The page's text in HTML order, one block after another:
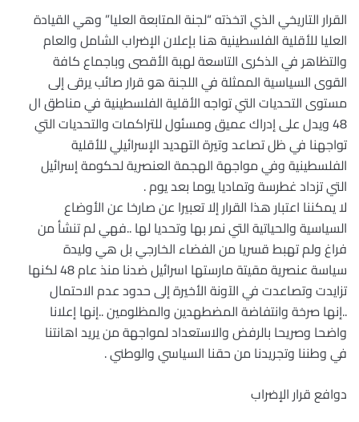
القرار التاريخي الذي اتخذته “لجنة المتابعة العليا” وهي القيادة
العليا للأقلية الفلسطينية هنا بإعلان الإضراب الشامل والعام
والتظاهر في الذكرى التاسعة لهبة الأقصى وباجماع كافة
القوى السياسية الممثلة في اللجنة هو قرار صائب يرقى إلى
مستوى التحديات التي تواجه الأقلية الفلسطينية في مناطق ال
48 ويدل على إدراك عميق ومسئول للتراكمات والتحديات التي
تواجهنا في ظل تصاعد وتيرة التهديد الإسرائيلي للأقلية
الفلسطينية وفي مواجهة الهجمة العنصرية لحكومة إسرائيل
التي تزداد غطرسة وتماديا يوما بعد يوم .
لا يمكننا اعتبار هذا القرار إلا تعبيرا عن صارخا عن الأوضاع
السياسية والحياتية التي نمر بها وتحديا لها ..فهي لم تنشأ من
فراغ ولم تهبط قسريا من الفضاء الخارجي بل هي وليدة
سياسة عنصرية مقيتة مارستها اسرائيل ضدنا منذ عام 48 لكنها
تزايدت وتصاعدت في الآونة الأخيرة إلى حدود عدم الاحتمال
..إنها صرخة وانتفاضة المضطهدين والمظلومين ..إنها إعلانا
واضحا وصريحا بالرفض والاستعداد لمواجهة من يريد اهانتنا
في وطننا وتجريدنا من حقنا السياسي والوطني .
دوافع قرار الإضراب